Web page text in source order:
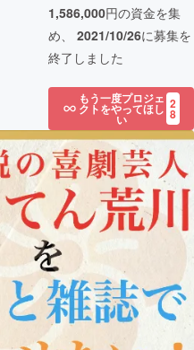
1,586,000円の資金を集
め、 2021/10/26に募集を
終了しました
もう一度プロジェ
クトをやってほし
い
2
8